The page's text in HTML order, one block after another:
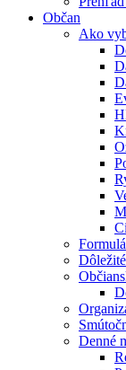
Občan
Ako
Denné